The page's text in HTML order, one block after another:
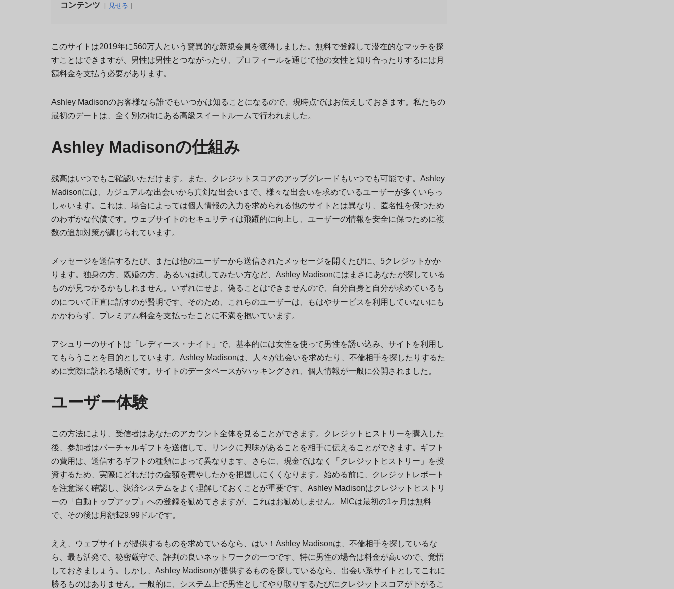
コンテンツ 見せる
このサイトは2019年に560万人という驚異的な新規会員を獲得しました。無料で登録して潜在的なマッチを探
すことはできますが、男性は男性とつながったり、プロフィールを通じて他の女性と知り合ったりするには月
額料金を支払う必要があります。
Ashley Madisonのお客様なら誰でもいつかは知ることになるので、現時点ではお伝えしておきます。私たちの
最初のデートは、全く別の街にある高級スイートルームで行われました。
Ashley Madisonの仕組み
残高はいつでもご確認いただけます。また、クレジットスコアのアップグレードもいつでも可能です。Ashley
Madisonには、カジュアルな出会いから真剣な出会いまで、様々な出会いを求めているユーザーが多くいらっ
しゃいます。これは、場合によっては個人情報の入力を求められる他のサイトとは異なり、匿名性を保つため
のわずかな代償です。ウェブサイトのセキュリティは飛躍的に向上し、ユーザーの情報を安全に保つために複
数の追加対策が講じられています。
メッセージを送信するたび、または他のユーザーから送信されたメッセージを開くたびに、5クレジットかか
ります。独身の方、既婚の方、あるいは試してみたい方など、Ashley Madisonにはまさにあなたが探している
ものが見つかるかもしれません。いずれにせよ、偽ることはできませんので、自分自身と自分が求めているも
のについて正直に話すのが賢明です。そのため、これらのユーザーは、もはやサービスを利用していないにも
かかわらず、プレミアム料金を支払ったことに不満を抱いています。
アシュリーのサイトは「レディース・ナイト」で、基本的には女性を使って男性を誘い込み、サイトを利用し
てもらうことを目的としています。Ashley Madisonは、人々が出会いを求めたり、不倫相手を探したりするた
めに実際に訪れる場所です。サイトのデータベースがハッキングされ、個人情報が一般に公開されました。
ユーザー体験
この方法により、受信者はあなたのアカウント全体を見ることができます。クレジットヒストリーを購入した
後、参加者はバーチャルギフトを送信して、リンクに興味があることを相手に伝えることができます。ギフト
の費用は、送信するギフトの種類によって異なります。さらに、現金ではなく「クレジットヒストリー」を投
資するため、実際にどれだけの金額を費やしたかを把握しにくくなります。始める前に、クレジットレポート
を注意深く確認し、決済システムをよく理解しておくことが重要です。Ashley Madisonはクレジットヒストリ
ーの「自動トップアップ」への登録を勧めてきますが、これはお勧めしません。MICは最初の1ヶ月は無料
で、その後は月額$29.99ドルです。
ええ、ウェブサイトが提供するものを求めているなら、はい！Ashley Madisonは、不倫相手を探しているな
ら、最も活発で、秘密厳守で、評判の良いネットワークの一つです。特に男性の場合は料金が高いので、覚悟
しておきましょう。しかし、Ashley Madisonが提供するものを探しているなら、出会い系サイトとしてこれに
勝るものはありません。一般的に、システム上で男性としてやり取りするたびにクレジットスコアが下がるこ